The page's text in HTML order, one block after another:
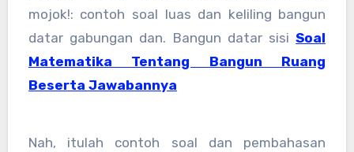
mojok!: contoh soal luas dan keliling bangun
datar gabungan dan. Bangun datar sisiSoal
Matematika Tentang Bangun Ruang
Beserta Jawabannya
Nah, itulah contoh soal dan pembahasan